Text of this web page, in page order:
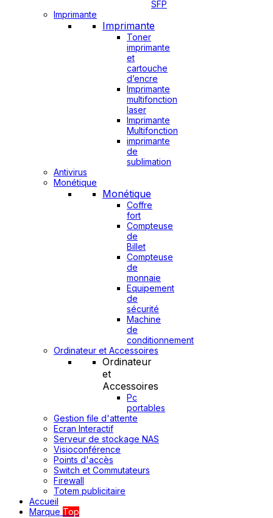
SFP
Imprimante
Imprimante
Toner
imprimante
et
cartouche
d’encre
Imprimante
multifonction
laser
Imprimante
Multifonction
imprimante
de
sublimation
Antivirus
Monétique
Monétique
Coffre
fort
Compteuse
de
Billet
Compteuse
de
monnaie
Equipement
de
sécurité
Machine
de
conditionnement
Ordinateur et Accessoires
Ordinateur
et
Accessoires
Pc
portables
Gestion file d'attente
Ecran Interactif
Serveur de stockage NAS
Visioconférence
Points d'accès
Switch et Commutateurs
Firewall
Totem publicitaire
Accueil
Marque Top